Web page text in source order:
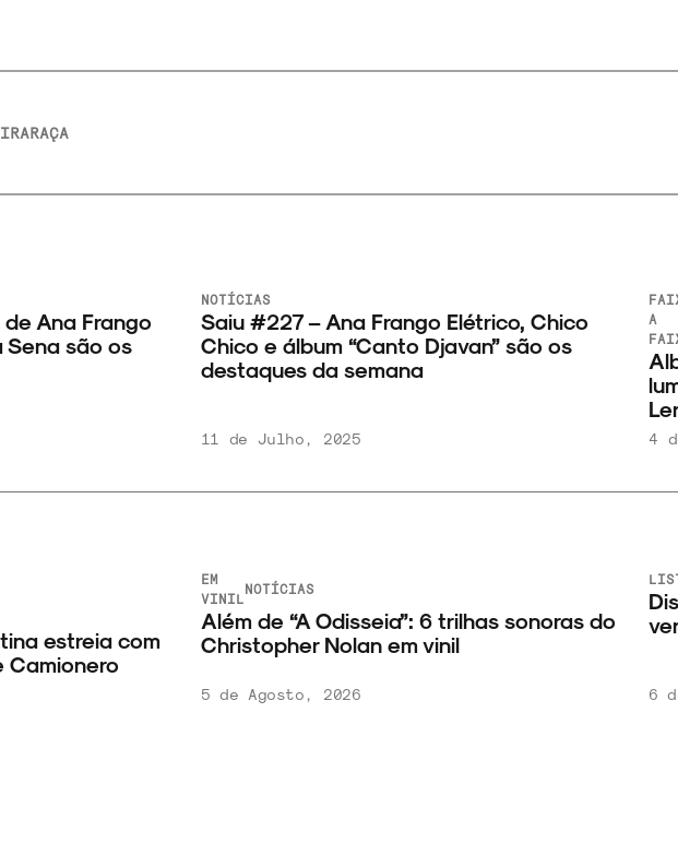
RAÇA
Elétrico, Ebony,
lançamentos
NOIZE
RECORD
CLUB
Catálogo NRC: 5 discos de rock lançados
pelo clube
27 de Março, 2025
discos mais caros
VINIL
NOTÍCIAS
15 sebos em São Paulo para comprar
discos de vinil
6 de Agosto, 2026